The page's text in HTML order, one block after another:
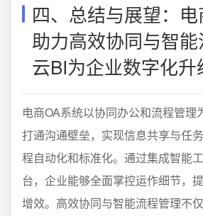
四、总结与展望：
助力高效协同与智
云BI为企业数字化
电商OA系统以协同办公和流程管理
打通沟通壁垒，实现信息共享与任
程自动化和标准化。通过集成智能
台，企业能够全面掌控运作细节，
增效。高效协同与智能流程管理不